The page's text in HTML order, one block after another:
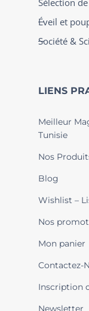
Sélection
Éveil et
Société &
LIENS
Meilleur
Tunisie
Nos
Blog
Wishlist –
Nos
Mon panier
Contactez-
Inscription
Newsletter